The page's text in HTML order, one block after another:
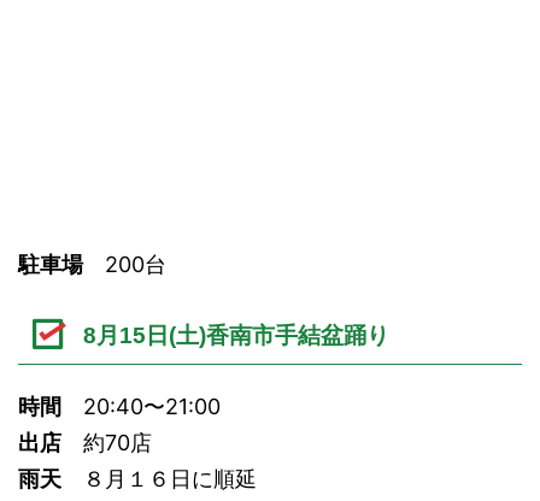
駐車場200台
8月15日(土)香南市手結盆踊り
時間 20:40〜21:00
出店 約70店
雨天 ８月１６日に順延